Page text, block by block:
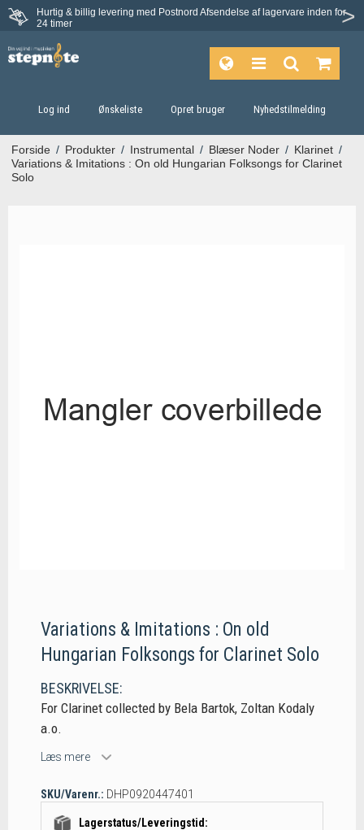
Hurtig & billig levering med Postnord Afsendelse af lagervare inden for
24 timer
Log ind Ønskeliste Opret bruger Nyhedstilmelding
Forside / Produkter / Instrumental / Blæser Noder / Klarinet /
Variations & Imitations : On old Hungarian Folksongs for Clarinet
Solo
Variations & Imitations : On old
Hungarian Folksongs for Clarinet Solo
BESKRIVELSE:
For Clarinet collected by Bela Bartok, Zoltan Kodaly
a.o.
Læs mere
SKU/Varenr.: DHP0920447401
Lagerstatus/Leveringstid: